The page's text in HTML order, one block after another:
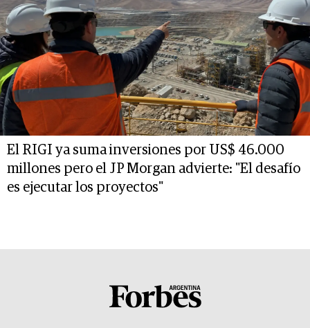
El RIGI ya suma inversiones por US$ 46.000
millones pero el JP Morgan advierte: "El desafío
es ejecutar los proyectos"